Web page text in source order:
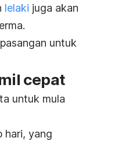
lelaki juga akan
untuk
cepat
untuk mula
hari, yang